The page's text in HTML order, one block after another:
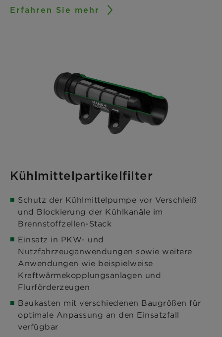
Erfahren Sie mehr
Kühlmittelpartikelfilter
Schutz der Kühlmittelpumpe vor Verschleiß
und Blockierung der Kühlkanäle im
Brennstoffzellen-Stack
Einsatz in PKW- und
Nutzfahrzeuganwendungen sowie weitere
Anwendungen wie beispielweise
Kraftwärmekopplungsanlagen und
Flurförderzeugen
Baukasten mit verschiedenen Baugrößen für
optimale Anpassung an den Einsatzfall
verfügbar